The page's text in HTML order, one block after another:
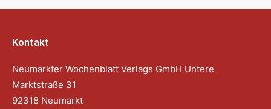
Kontakt
Neumarkter Wochenblatt Verlags GmbH Untere
Marktstraße 31
92318 Neumarkt